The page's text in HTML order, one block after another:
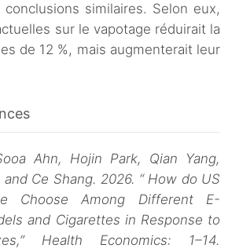
similaires. Selon eux,
sur le vapotage réduirait la
de 12 %, mais augmenterait leur
Ahn, Hojin Park, Qian Yang,
Ce Shang. 2026. “ How do US
Choose Among Different E-
and Cigarettes in Response to
Health Economics: 1–14.